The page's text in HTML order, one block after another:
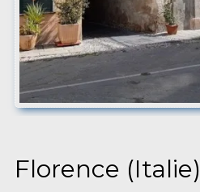
Florence (Italie)